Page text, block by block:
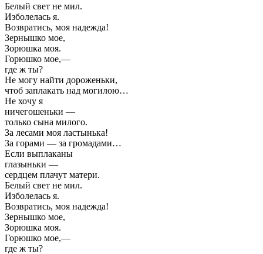
Белый свет не мил.
Изболелась я.
Возвратись, моя надежда!
Зернышко мое,
Зорюшка моя.
Горюшко мое,—
где ж ты?
Не могу найти дороженьки,
чтоб заплакать над могилою…
Не хочу я
ничегошеньки —
только сына милого.
За лесами моя ластынька!
За горами — за громадами…
Если выплаканы
глазыньки —
сердцем плачут матери.
Белый свет не мил.
Изболелась я.
Возвратись, моя надежда!
Зернышко мое,
Зорюшка моя.
Горюшко мое,—
где ж ты?